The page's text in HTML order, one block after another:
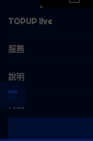
TOPUP live
服務
說明
商務